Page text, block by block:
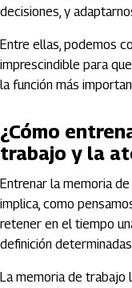
decisiones, y
Entre ellas, podemos
imprescindible para
la función más
¿Cómo
trabajo y la
Entrenar la memoria
implica, como
retener en el tiempo
definición
La memoria de trabajo